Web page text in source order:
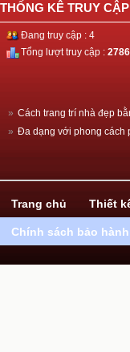
THỐNG KÊ TRUY CẬP
Đang truy cập : 4
Tổng lượt truy cập :
» Cách trang trí nhà đẹp
» Đa dạng với phong cách
Trang chủ Thiết
Chính sách bảo hành